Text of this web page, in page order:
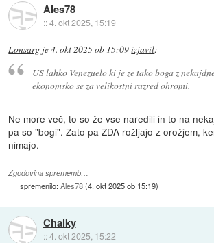
Ales78
::4. okt 2025, 15:19
Lonsarg je4. okt 2025 ob 15:09izjavil:
US lahko Venezuelo ki je ze tako boga z
ekonomsko se za velikostni razred ohromi.
Ne more več, to so že vse naredili in to na
pa so "bogi". Zato pa ZDA rožljajo z orožjem,
nimajo.
Zgodovina sprememb…
spremenilo:Ales78(4. okt 2025 ob 15:19)
Chalky
::4. okt 2025, 15:22